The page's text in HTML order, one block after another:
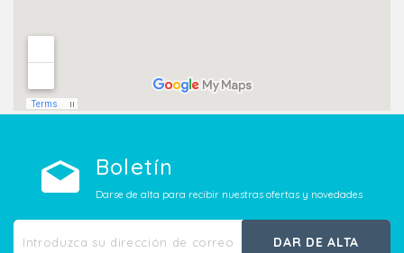
Boletín
Darse de alta para recibir nuestras ofertas y novedades
DAR DE ALTA